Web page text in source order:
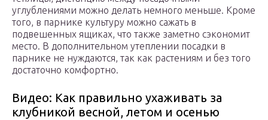
углублениями можно делать немного меньше. Кроме
того, в парнике культуру можно сажать в
подвешенных ящиках, что также заметно сэкономит
место. В дополнительном утеплении посадки в
парнике не нуждаются, так как растениям и без того
достаточно комфортно.
Видео: Как правильно ухаживать за
клубникой весной, летом и осенью